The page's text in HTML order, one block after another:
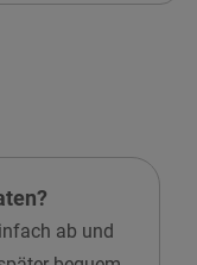
ab und